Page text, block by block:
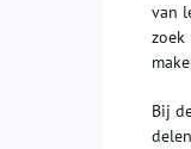
van
zoek
Bij